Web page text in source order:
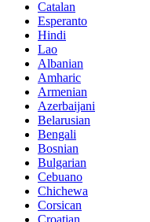
Catalan
Esperanto
Hindi
Lao
Albanian
Amharic
Armenian
Azerbaijani
Belarusian
Bengali
Bosnian
Bulgarian
Cebuano
Chichewa
Corsican